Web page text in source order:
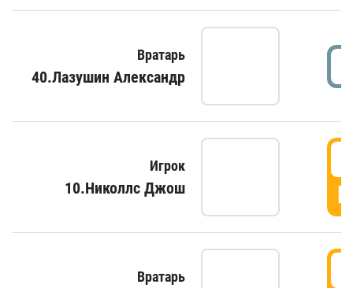
Вратарь
40.Лазушин Александр
Игрок
10.Николлс Джош
Вратарь